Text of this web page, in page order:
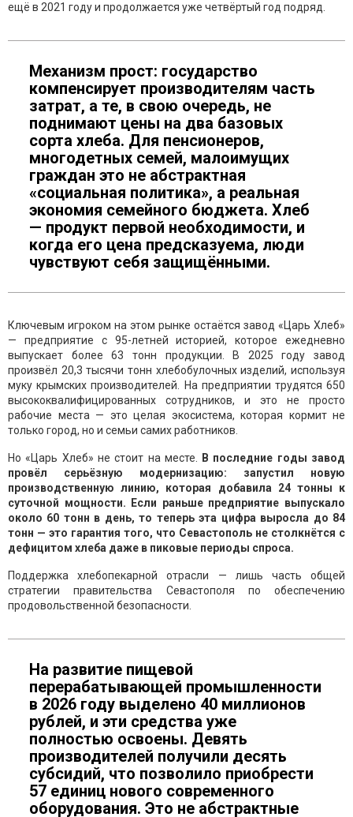
ещё в 2021 году и продолжается уже четвёртый год подряд.
Механизм прост: государство
компенсирует производителям часть
затрат, а те, в свою очередь, не
поднимают цены на два базовых
сорта хлеба. Для пенсионеров,
многодетных семей, малоимущих
граждан это не абстрактная
«социальная политика», а реальная
экономия семейного бюджета. Хлеб
— продукт первой необходимости, и
когда его цена предсказуема, люди
чувствуют себя защищёнными.
Ключевым игроком на этом рынке остаётся завод «Царь Хлеб»
— предприятие с 95-летней историей, которое ежедневно
выпускает более 63 тонн продукции. В 2025 году завод
произвёл 20,3 тысячи тонн хлебобулочных изделий, используя
муку крымских производителей. На предприятии трудятся 650
высококвалифицированных сотрудников, и это не просто
рабочие места — это целая экосистема, которая кормит не
только город, но и семьи самих работников.
Но «Царь Хлеб» не стоит на месте.
В последние годы завод
провёл серьёзную модернизацию: запустил новую
производственную линию, которая добавила 24 тонны к
суточной мощности. Если раньше предприятие выпускало
около 60 тонн в день, то теперь эта цифра выросла до 84
тонн — это гарантия того, что Севастополь не столкнётся с
дефицитом хлеба даже в пиковые периоды спроса.
Поддержка хлебопекарной отрасли — лишь часть общей
стратегии правительства Севастополя по обеспечению
продовольственной безопасности.
На развитие пищевой
перерабатывающей промышленности
в 2026 году выделено 40 миллионов
рублей, и эти средства уже
полностью освоены. Девять
производителей получили десять
субсидий, что позволило приобрести
57 единиц нового современного
оборудования. Это не абстрактные